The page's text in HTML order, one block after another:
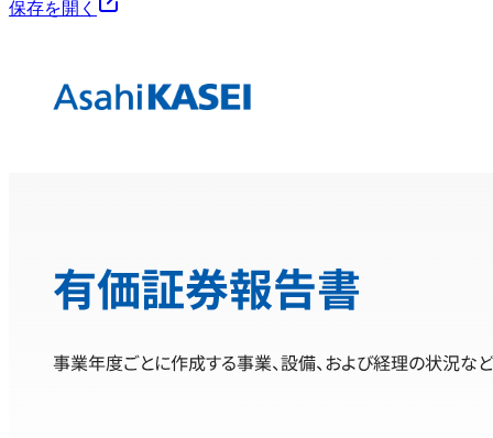
保存を開く